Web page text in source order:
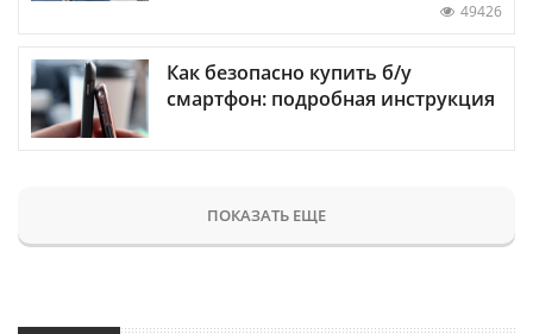
49426
Как безопасно купить б/у
смартфон: подробная инструкция
ПОКАЗАТЬ ЕЩЕ